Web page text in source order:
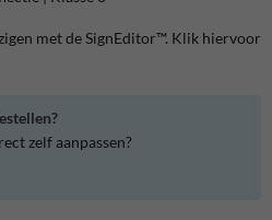
met de SignEditor™. Klik hiervoor
zelf aanpassen?